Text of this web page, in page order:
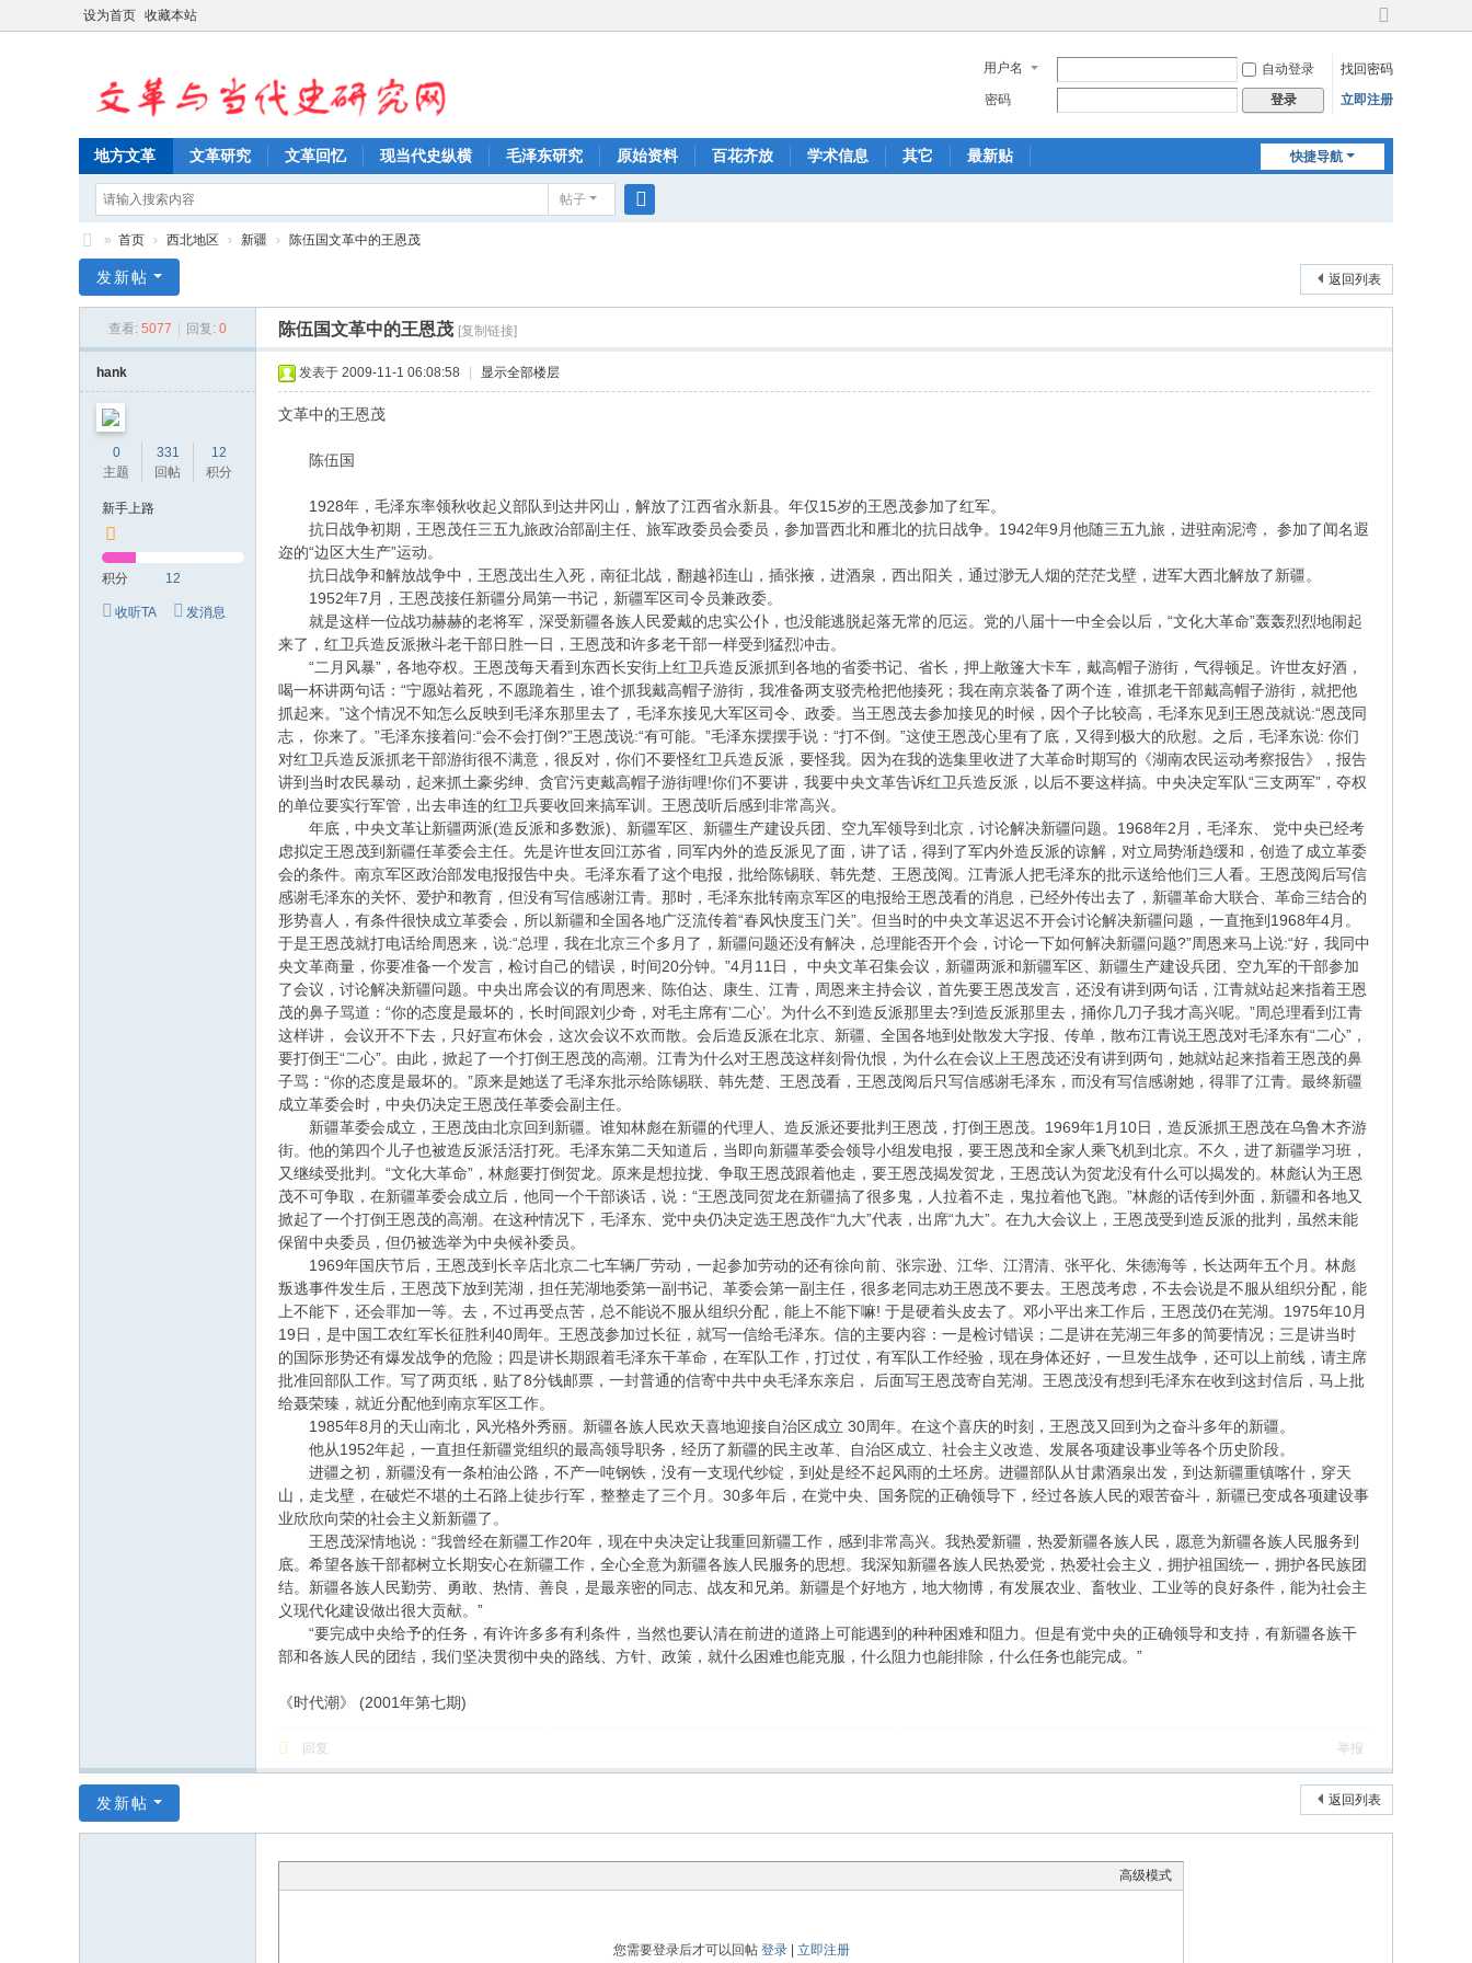
设为首页 收藏本站
切
到
宽
用户名 自动登录
找回密码
密码
登录 立即注册
快捷导航
地方文革 文革研究 文革回忆 现当代史纵横 毛泽东研究 原始资料 百花齐放 学术信息 其它 最新贴
帖子
革
» 首页 › 西北地区 › 新疆 › 陈伍国文革中的王恩茂
返回列表
发新帖
查看: 5077 回复: 0 陈伍国文革中的王恩茂 [复制链接]
hank
0
主题
331
回帖
12
积分
新手上路
积分 12
收听TA 发消息
发表于 2009-11-1 06:08:58 显示全部楼层
文革中的王恩茂
陈伍国
1928年，毛泽东率领秋收起义部队到达井冈山，解放了江西省永新县。年仅15岁的王恩茂参加了红军。
抗日战争初期，王恩茂任三五九旅政治部副主任、旅军政委员会委员，参加晋西北和雁北的抗日战争。1942年9月他随三五九旅，进驻南泥湾， 参加了闻名遐
迩的“边区大生产”运动。
抗日战争和解放战争中，王恩茂出生入死，南征北战，翻越祁连山，插张掖，进酒泉，西出阳关，通过渺无人烟的茫茫戈壁，进军大西北解放了新疆。
1952年7月，王恩茂接任新疆分局第一书记，新疆军区司令员兼政委。
就是这样一位战功赫赫的老将军，深受新疆各族人民爱戴的忠实公仆，也没能逃脱起落无常的厄运。党的八届十一中全会以后，“文化大革命”轰轰烈烈地闹起
来了，红卫兵造反派揪斗老干部日胜一日，王恩茂和许多老干部一样受到猛烈冲击。
“二月风暴”，各地夺权。王恩茂每天看到东西长安街上红卫兵造反派抓到各地的省委书记、省长，押上敞篷大卡车，戴高帽子游街，气得顿足。许世友好酒，
喝一杯讲两句话：“宁愿站着死，不愿跪着生，谁个抓我戴高帽子游街，我准备两支驳壳枪把他揍死；我在南京装备了两个连，谁抓老干部戴高帽子游街，就把他
抓起来。”这个情况不知怎么反映到毛泽东那里去了，毛泽东接见大军区司令、政委。当王恩茂去参加接见的时候，因个子比较高，毛泽东见到王恩茂就说:“恩茂同
志， 你来了。”毛泽东接着问:“会不会打倒?”王恩茂说:“有可能。”毛泽东摆摆手说：“打不倒。”这使王恩茂心里有了底，又得到极大的欣慰。之后，毛泽东说: 你们
对红卫兵造反派抓老干部游街很不满意，很反对，你们不要怪红卫兵造反派，要怪我。因为在我的选集里收进了大革命时期写的《湖南农民运动考察报告》，报告
讲到当时农民暴动，起来抓土豪劣绅、贪官污吏戴高帽子游街哩!你们不要讲，我要中央文革告诉红卫兵造反派，以后不要这样搞。中央决定军队“三支两军”，夺权
的单位要实行军管，出去串连的红卫兵要收回来搞军训。王恩茂听后感到非常高兴。
年底，中央文革让新疆两派(造反派和多数派)、新疆军区、新疆生产建设兵团、空九军领导到北京，讨论解决新疆问题。1968年2月，毛泽东、 党中央已经考
虑拟定王恩茂到新疆任革委会主任。先是许世友回江苏省，同军内外的造反派见了面，讲了话，得到了军内外造反派的谅解，对立局势渐趋缓和，创造了成立革委
会的条件。南京军区政治部发电报报告中央。毛泽东看了这个电报，批给陈锡联、韩先楚、王恩茂阅。江青派人把毛泽东的批示送给他们三人看。王恩茂阅后写信
感谢毛泽东的关怀、爱护和教育，但没有写信感谢江青。那时，毛泽东批转南京军区的电报给王恩茂看的消息，已经外传出去了，新疆革命大联合、革命三结合的
形势喜人，有条件很快成立革委会，所以新疆和全国各地广泛流传着“春风快度玉门关”。但当时的中央文革迟迟不开会讨论解决新疆问题，一直拖到1968年4月。
于是王恩茂就打电话给周恩来，说:“总理，我在北京三个多月了，新疆问题还没有解决，总理能否开个会，讨论一下如何解决新疆问题?”周恩来马上说:“好，我同中
央文革商量，你要准备一个发言，检讨自己的错误，时间20分钟。”4月11日， 中央文革召集会议，新疆两派和新疆军区、新疆生产建设兵团、空九军的干部参加
了会议，讨论解决新疆问题。中央出席会议的有周恩来、陈伯达、康生、江青，周恩来主持会议，首先要王恩茂发言，还没有讲到两句话，江青就站起来指着王恩
茂的鼻子骂道：“你的态度是最坏的，长时间跟刘少奇，对毛主席有‘二心’。为什么不到造反派那里去?到造反派那里去，捅你几刀子我才高兴呢。”周总理看到江青
这样讲， 会议开不下去，只好宣布休会，这次会议不欢而散。会后造反派在北京、新疆、全国各地到处散发大字报、传单，散布江青说王恩茂对毛泽东有“二心”，
要打倒王“二心”。由此，掀起了一个打倒王恩茂的高潮。江青为什么对王恩茂这样刻骨仇恨，为什么在会议上王恩茂还没有讲到两句，她就站起来指着王恩茂的鼻
子骂：“你的态度是最坏的。”原来是她送了毛泽东批示给陈锡联、韩先楚、王恩茂看，王恩茂阅后只写信感谢毛泽东，而没有写信感谢她，得罪了江青。最终新疆
成立革委会时，中央仍决定王恩茂任革委会副主任。
新疆革委会成立，王恩茂由北京回到新疆。谁知林彪在新疆的代理人、造反派还要批判王恩茂，打倒王恩茂。1969年1月10日，造反派抓王恩茂在乌鲁木齐游
街。他的第四个儿子也被造反派活活打死。毛泽东第二天知道后，当即向新疆革委会领导小组发电报，要王恩茂和全家人乘飞机到北京。不久，进了新疆学习班，
又继续受批判。“文化大革命”，林彪要打倒贺龙。原来是想拉拢、争取王恩茂跟着他走，要王恩茂揭发贺龙，王恩茂认为贺龙没有什么可以揭发的。林彪认为王恩
茂不可争取，在新疆革委会成立后，他同一个干部谈话，说：“王恩茂同贺龙在新疆搞了很多鬼，人拉着不走，鬼拉着他飞跑。”林彪的话传到外面，新疆和各地又
掀起了一个打倒王恩茂的高潮。在这种情况下，毛泽东、党中央仍决定选王恩茂作“九大”代表，出席“九大”。在九大会议上，王恩茂受到造反派的批判，虽然未能
保留中央委员，但仍被选举为中央候补委员。
1969年国庆节后，王恩茂到长辛店北京二七车辆厂劳动，一起参加劳动的还有徐向前、张宗逊、江华、江渭清、张平化、朱德海等，长达两年五个月。林彪
叛逃事件发生后，王恩茂下放到芜湖，担任芜湖地委第一副书记、革委会第一副主任，很多老同志劝王恩茂不要去。王恩茂考虑，不去会说是不服从组织分配，能
上不能下，还会罪加一等。去，不过再受点苦，总不能说不服从组织分配，能上不能下嘛! 于是硬着头皮去了。邓小平出来工作后，王恩茂仍在芜湖。1975年10月
19日，是中国工农红军长征胜利40周年。王恩茂参加过长征，就写一信给毛泽东。信的主要内容：一是检讨错误；二是讲在芜湖三年多的简要情况；三是讲当时
的国际形势还有爆发战争的危险；四是讲长期跟着毛泽东干革命，在军队工作，打过仗，有军队工作经验，现在身体还好，一旦发生战争，还可以上前线，请主席
批准回部队工作。写了两页纸，贴了8分钱邮票，一封普通的信寄中共中央毛泽东亲启， 后面写王恩茂寄自芜湖。王恩茂没有想到毛泽东在收到这封信后，马上批
给聂荣臻，就近分配他到南京军区工作。
1985年8月的天山南北，风光格外秀丽。新疆各族人民欢天喜地迎接自治区成立 30周年。在这个喜庆的时刻，王恩茂又回到为之奋斗多年的新疆。
他从1952年起，一直担任新疆党组织的最高领导职务，经历了新疆的民主改革、自治区成立、社会主义改造、发展各项建设事业等各个历史阶段。
进疆之初，新疆没有一条柏油公路，不产一吨钢铁，没有一支现代纱锭，到处是经不起风雨的土坯房。进疆部队从甘肃酒泉出发，到达新疆重镇喀什，穿天
山，走戈壁，在破烂不堪的土石路上徒步行军，整整走了三个月。30多年后，在党中央、国务院的正确领导下，经过各族人民的艰苦奋斗，新疆已变成各项建设事
业欣欣向荣的社会主义新新疆了。
王恩茂深情地说：“我曾经在新疆工作20年，现在中央决定让我重回新疆工作，感到非常高兴。我热爱新疆，热爱新疆各族人民，愿意为新疆各族人民服务到
底。希望各族干部都树立长期安心在新疆工作，全心全意为新疆各族人民服务的思想。我深知新疆各族人民热爱党，热爱社会主义，拥护祖国统一，拥护各民族团
结。新疆各族人民勤劳、勇敢、热情、善良，是最亲密的同志、战友和兄弟。新疆是个好地方，地大物博，有发展农业、畜牧业、工业等的良好条件，能为社会主
义现代化建设做出很大贡献。”
“要完成中央给予的任务，有许许多多有利条件，当然也要认清在前进的道路上可能遇到的种种困难和阻力。但是有党中央的正确领导和支持，有新疆各族干
部和各族人民的团结，我们坚决贯彻中央的路线、方针、政策，就什么困难也能克服，什么阻力也能排除，什么任务也能完成。”
《时代潮》 (2001年第七期)
回复 举报
返回列表
发新帖
高级模式
您需要登录后才可以回帖 登录| 立即注册